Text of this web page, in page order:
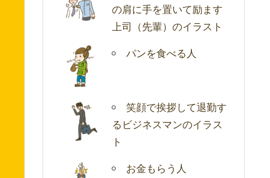
の肩に手を置いて励ます
上司（先輩）のイラスト
パンを食べる人
笑顔で挨拶して退勤す
るビジネスマンのイラス
ト
お金もらう人